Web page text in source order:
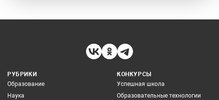
РУБРИКИ
Образование
Наука
КОНКУРСЫ
Успешная школа
Образовательные технологии